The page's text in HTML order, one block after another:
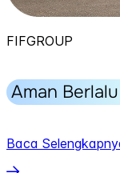
FIFGROUP
Aman
Baca